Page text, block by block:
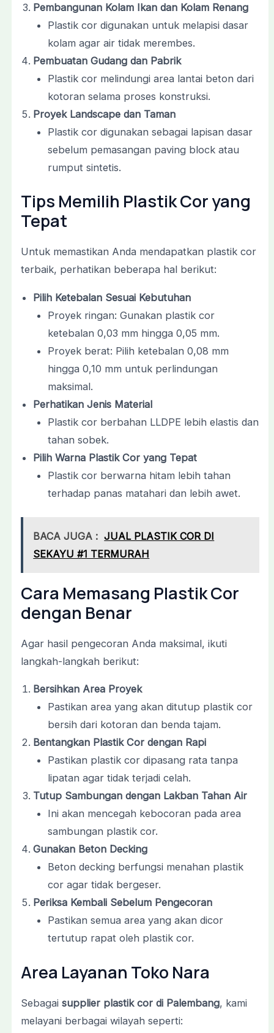
Pembangunan Kolam Ikan dan Kolam Renang
Plastik cor digunakan untuk melapisi dasar
kolam agar air tidak merembes.
Pembuatan Gudang dan Pabrik
Plastik cor melindungi area lantai beton dari
kotoran selama proses konstruksi.
Proyek Landscape dan Taman
Plastik cor digunakan sebagai lapisan dasar
sebelum pemasangan paving block atau
rumput sintetis.
Tips Memilih Plastik Cor yang
Tepat
Untuk memastikan Anda mendapatkan plastik cor
terbaik, perhatikan beberapa hal berikut:
Pilih Ketebalan Sesuai Kebutuhan
Proyek ringan: Gunakan plastik cor
ketebalan 0,03 mm hingga 0,05 mm.
Proyek berat: Pilih ketebalan 0,08 mm
hingga 0,10 mm untuk perlindungan
maksimal.
Perhatikan Jenis Material
Plastik cor berbahan LLDPE lebih elastis dan
tahan sobek.
Pilih Warna Plastik Cor yang Tepat
Plastik cor berwarna hitam lebih tahan
terhadap panas matahari dan lebih awet.
BACA JUGA : JUAL PLASTIK COR DI
SEKAYU #1 TERMURAH
Cara Memasang Plastik Cor
dengan Benar
Agar hasil pengecoran Anda maksimal, ikuti
langkah-langkah berikut:
Bersihkan Area Proyek
Pastikan area yang akan ditutup plastik cor
bersih dari kotoran dan benda tajam.
Bentangkan Plastik Cor dengan Rapi
Pastikan plastik cor dipasang rata tanpa
lipatan agar tidak terjadi celah.
Tutup Sambungan dengan Lakban Tahan Air
Ini akan mencegah kebocoran pada area
sambungan plastik cor.
Gunakan Beton Decking
Beton decking berfungsi menahan plastik
cor agar tidak bergeser.
Periksa Kembali Sebelum Pengecoran
Pastikan semua area yang akan dicor
tertutup rapat oleh plastik cor.
Area Layanan Toko Nara
Sebagai supplier plastik cor di Palembang, kami
melayani berbagai wilayah seperti: